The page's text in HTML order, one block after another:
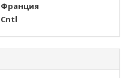
Франция
Cntl